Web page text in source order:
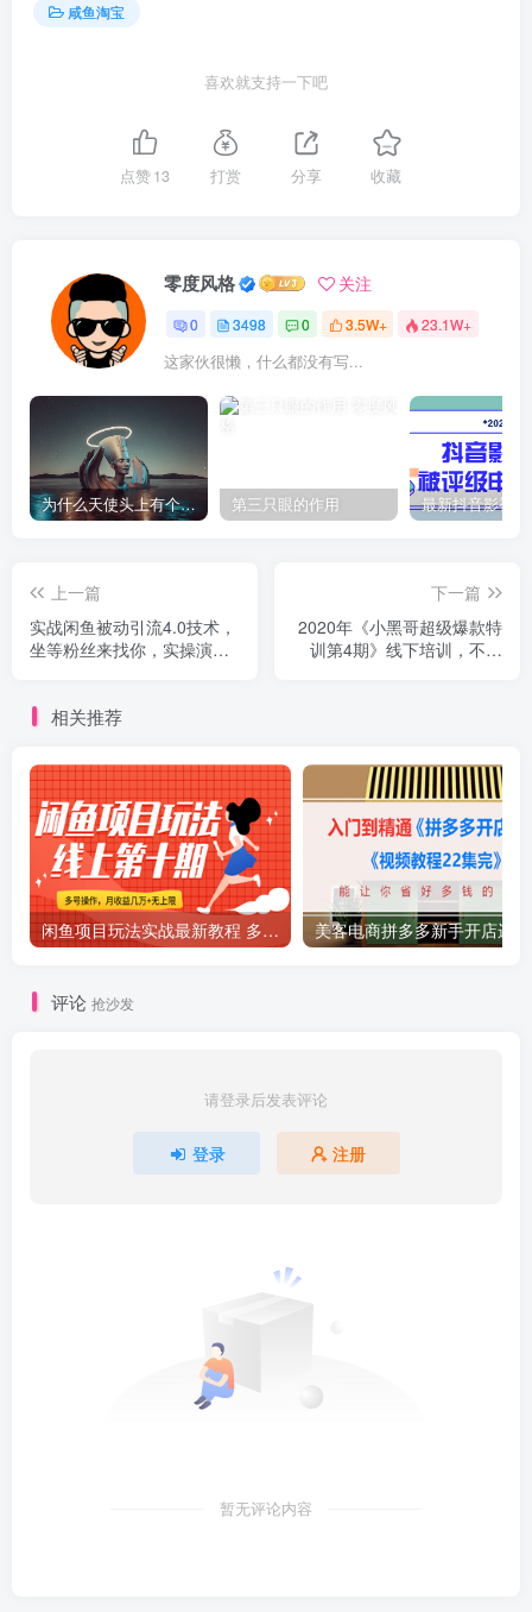
咸鱼淘宝
喜欢就支持一下吧
点赞13 打赏 分享 收藏
零度风格 关注
0 3498 0 3.5W+ 23.1W+
这家伙很懒，什么都没有写...
为什么天使头上有个圈？ 第三只眼的作用
上一篇
实战闲鱼被动引流4.0技术，
坐等粉丝来找你，实操演示
下一篇
2020年《小黑哥超级爆款特
训第4期》线下培训，不刷
相关推荐
闲鱼项目玩法实战最新教程 多号批量操作 一个月收益几万
评论 抢沙发
请登录后发表评论
登录 注册
暂无评论内容